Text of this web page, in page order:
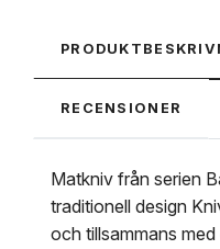
RECENSIONER
Matkniv från serien
traditionell design
och tillsammans